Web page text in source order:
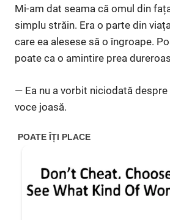
Mi-am dat seama că omul din
simplu străin. Era o parte din
care ea alesese să o îngroape.
poate ca o amintire prea
— Ea nu a vorbit niciodată
voce joasă.